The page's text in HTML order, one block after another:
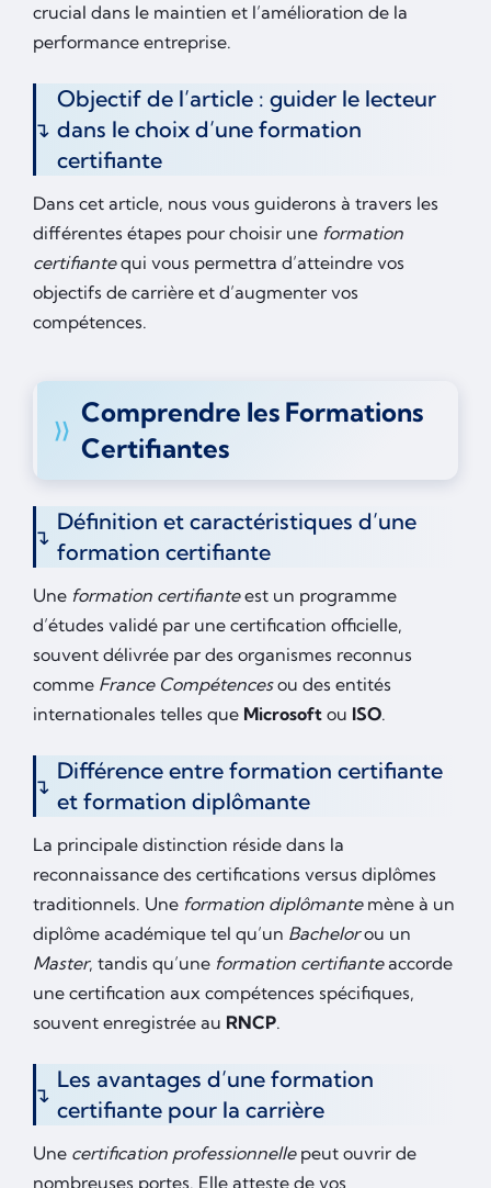
crucial dans le maintien et l’amélioration de la
performance entreprise.
Objectif de l’article : guider le lecteur
dans le choix d’une formation
certifiante
Dans cet article, nous vous guiderons à travers les
différentes étapes pour choisir une formation
certifiantequi vous permettra d’atteindre vos
objectifs de carrière et d’augmenter vos
compétences.
Comprendre les Formations
Certifiantes
Définition et caractéristiques d’une
formation certifiante
Une formation certifianteest un programme
d’études validé par une certification officielle,
souvent délivrée par des organismes reconnus
comme France Compétencesou des entités
internationales telles que Microsoft ou ISO.
Différence entre formation certifiante
et formation diplômante
La principale distinction réside dans la
reconnaissance des certifications versus diplômes
traditionnels. Une formation diplômantemène à un
diplôme académique tel qu’un Bachelorou un
Master, tandis qu’une formation certifianteaccorde
une certification aux compétences spécifiques,
souvent enregistrée au RNCP.
Les avantages d’une formation
certifiante pour la carrière
Une certification professionnellepeut ouvrir de
nombreuses portes. Elle atteste de vos